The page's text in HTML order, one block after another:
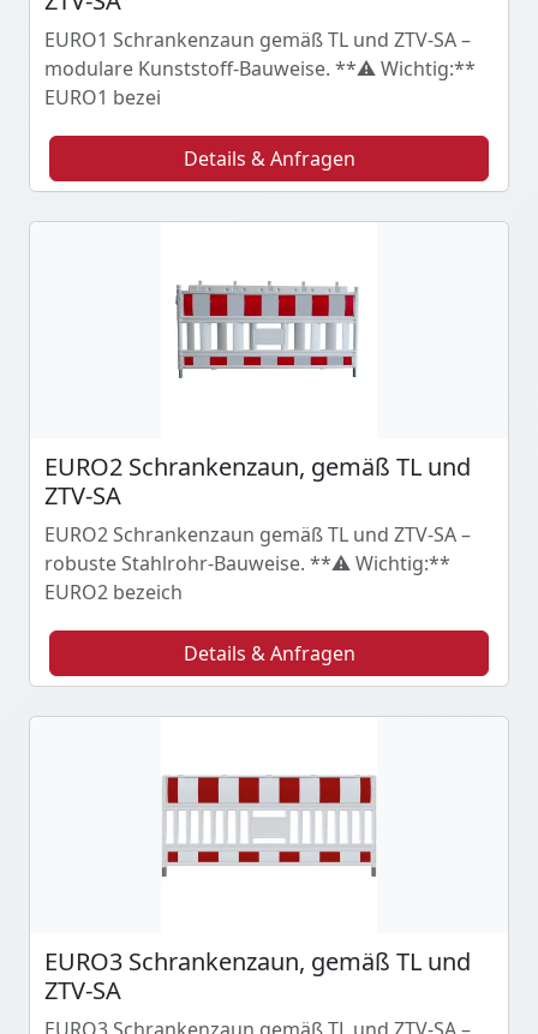
EURO1 Schrankenzaun gemäß TL und ZTV-SA –
modulare Kunststoff-Bauweise. **⚠️ Wichtig:**
EURO1 bezei
Details & Anfragen
EURO2 Schrankenzaun, gemäß TL und
ZTV-SA
EURO2 Schrankenzaun gemäß TL und ZTV-SA –
robuste Stahlrohr-Bauweise. **⚠️ Wichtig:**
EURO2 bezeich
Details & Anfragen
EURO3 Schrankenzaun, gemäß TL und
ZTV-SA